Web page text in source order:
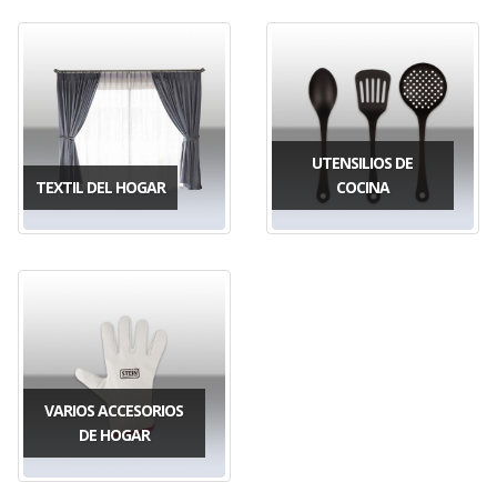
TEXTIL DEL HOGAR
UTENSILIOS DE
COCINA
VARIOS ACCESORIOS
DE HOGAR